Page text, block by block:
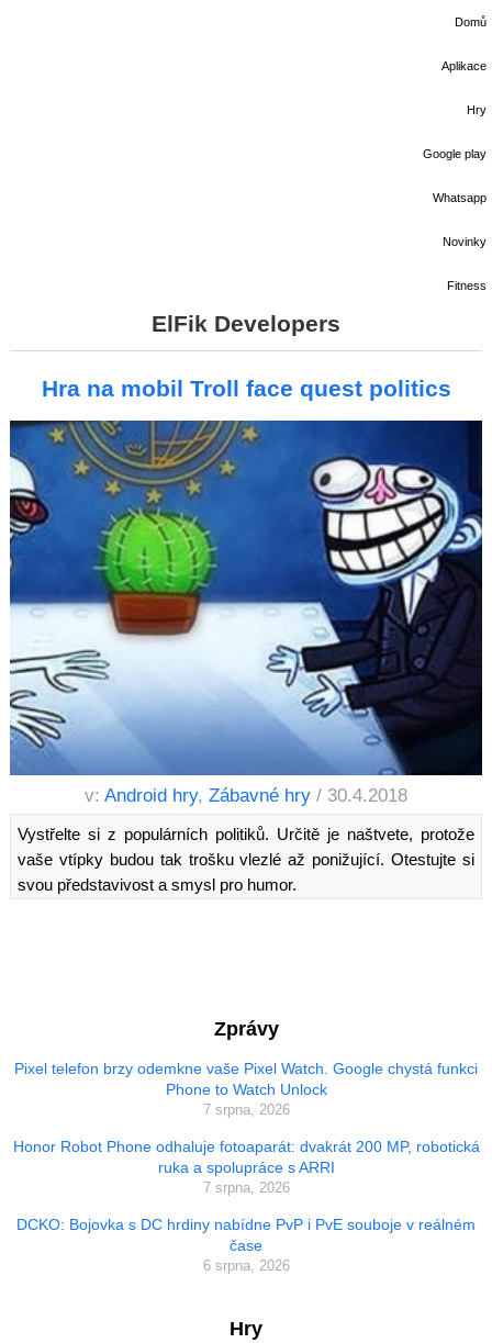
Domů
Aplikace
Hry
Google play
Whatsapp
Novinky
Fitness
ElFik Developers
Hra na mobil Troll face quest politics
v: Android hry, Zábavné hry / 30.4.2018
Vystřelte si z populárních politiků. Určitě je naštvete, protože
vaše vtípky budou tak trošku vlezlé až ponižující. Otestujte si
svou představivost a smysl pro humor.
Zprávy
Pixel telefon brzy odemkne vaše Pixel Watch. Google chystá funkci
Phone to Watch Unlock
7 srpna, 2026
Honor Robot Phone odhaluje fotoaparát: dvakrát 200 MP, robotická
ruka a spolupráce s ARRI
7 srpna, 2026
DCKO: Bojovka s DC hrdiny nabídne PvP i PvE souboje v reálném
čase
6 srpna, 2026
Hry